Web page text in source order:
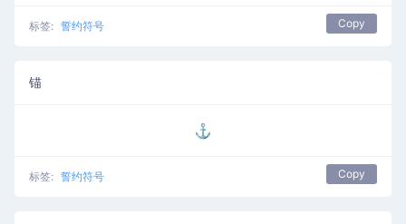
标签: 誓约符号 Copy
锚
⚓
标签: 誓约符号 Copy